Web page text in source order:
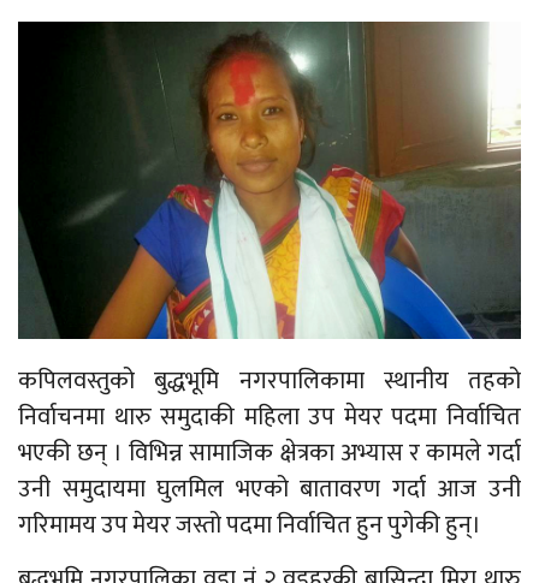
कपिलवस्तुको बुद्धभूमि नगरपालिकामा स्थानीय तहको
निर्वाचनमा थारु समुदाकी महिला उप मेयर पदमा निर्वाचित
भएकी छन् । विभिन्न सामाजिक क्षेत्रका अभ्यास र कामले गर्दा
उनी समुदायमा घुलमिल भएको बातावरण गर्दा आज उनी
गरिमामय उप मेयर जस्तो पदमा निर्वाचित हुन पुगेकी हुन्।